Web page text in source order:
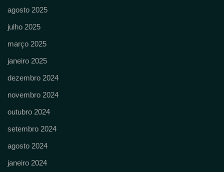
agosto 2025
julho 2025
março 2025
janeiro 2025
dezembro 2024
novembro 2024
outubro 2024
setembro 2024
agosto 2024
janeiro 2024